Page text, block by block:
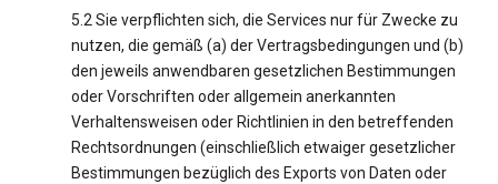
5.2 Sie verpflichten sich, die Services nur für Zwecke zu
nutzen, die gemäß (a) der Vertragsbedingungen und (b)
den jeweils anwendbaren gesetzlichen Bestimmungen
oder Vorschriften oder allgemein anerkannten
Verhaltensweisen oder Richtlinien in den betreffenden
Rechtsordnungen (einschließlich etwaiger gesetzlicher
Bestimmungen bezüglich des Exports von Daten oder